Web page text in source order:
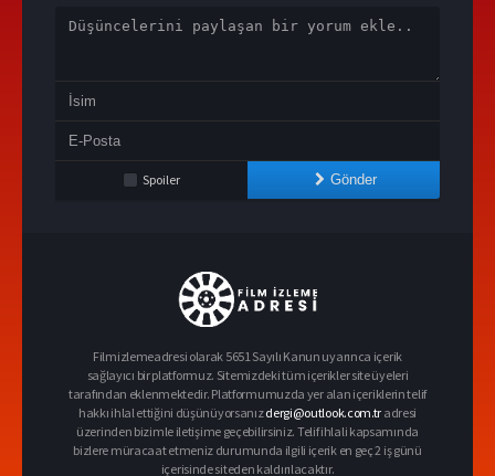
Spoiler Gönder
Filmizlemeadresi olarak 5651 Sayılı Kanun uyarınca içerik
sağlayıcı bir platformuz. Sitemizdeki tüm içerikler site üyeleri
tarafından eklenmektedir. Platformumuzda yer alan içeriklerin telif
hakkı ihlal ettiğini düşünüyorsanızdergi@outlook.com.tr adresi
üzerinden bizimle iletişime geçebilirsiniz. Telif ihlali kapsamında
bizlere müracaat etmeniz durumunda ilgili içerik en geç 2 iş günü
içerisinde siteden kaldırılacaktır.